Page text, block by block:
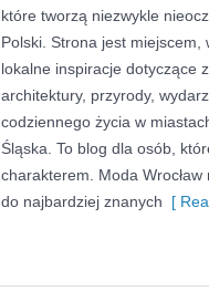
które tworzą niezwykle
Polski. Strona jest
lokalne inspiracje dotyczące
architektury, przyrody,
codziennego życia w
Śląska. To blog dla osób,
charakterem. Moda Wrocław
do najbardziej znanych [